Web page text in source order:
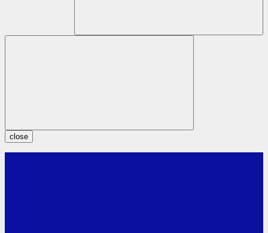
close